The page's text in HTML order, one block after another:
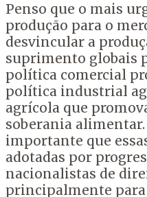
Penso que o mais
produção para o
desvincular a
suprimento globais
política comercial
política industrial
agrícola que
soberania alimentar.
importante que
adotadas por
nacionalistas de
principalmente